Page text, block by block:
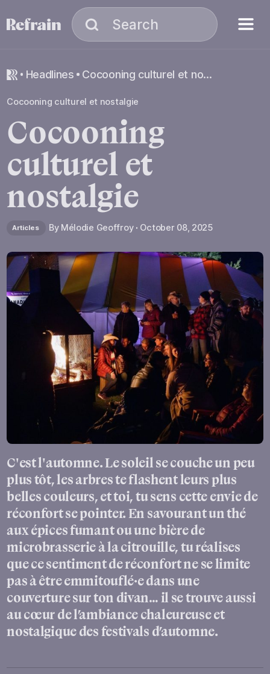
Search
headlines Cocooning culturel et nostalgie
Cocooning culturel et nostalgie
Cocooning
culturelet
nostalgie
Articles By Mélodie Geoffroy October 08, 2025
C'est l'automne. Le soleil se couche un peu
plus tôt, les arbres te flashent leurs plus
belles couleurs, et toi, tu sens cette envie de
réconfort se pointer. En savourant un thé
aux épices fumant ou une bière de
microbrasserie à la citrouille, tu réalises
que ce sentiment de réconfort ne se limite
pas à être emmitouflé·e dans une
couverture sur ton divan… il se trouve aussi
au cœur de l’ambiance chaleureuse et
nostalgique des festivals d’automne.